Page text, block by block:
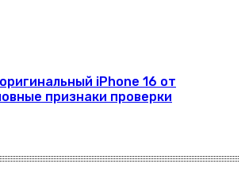
iPhone 16 от
признаки проверки